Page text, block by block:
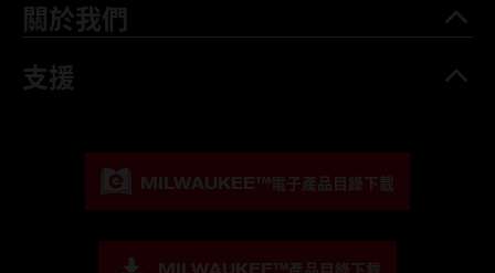
關於我們
支援
MILWAUKEE™電子產品目錄下載
MILWAUKEE™產品目錄下載